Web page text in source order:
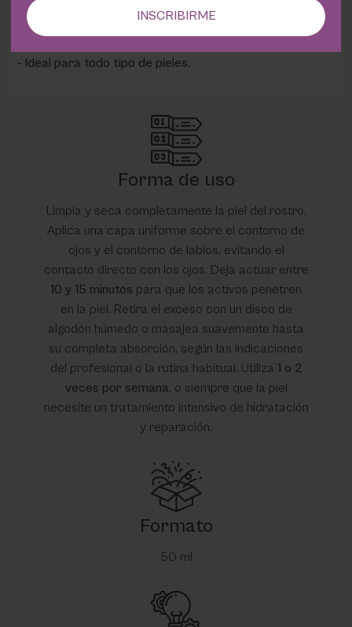
Aporta una mirada más fresca, luminosa y
descansada.
Ideal para todo tipo de pieles.
Forma de uso
Limpia y seca completamente la piel del rostro.
Aplica una capa uniforme sobre el contorno de
ojos y el contorno de labios, evitando el
contacto directo con los ojos. Deja actuar entre
10 y 15 minutos para que los activos penetren
en la piel. Retira el exceso con un disco de
algodón húmedo o masajea suavemente hasta
su completa absorción, según las indicaciones
del profesional o la rutina habitual. Utiliza 1 o 2
veces por semana, o siempre que la piel
necesite un tratamiento intensivo de hidratación
y reparación.
Formato
50 ml
INSCRIBIRME